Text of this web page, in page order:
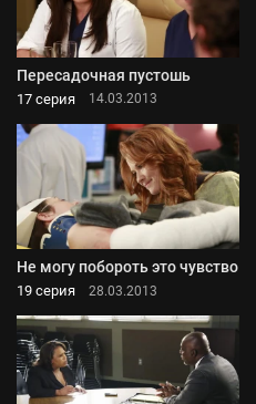
Пересадочная пустошь
17 серия 14.03.2013
Не могу побороть это чувство
19 серия 28.03.2013